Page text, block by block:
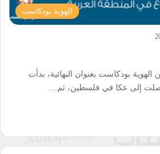
الهوية بودكاست
بودكاست بعنوان البهائية، بدأت
ووصلت إلى عكا في فلسطين، ثم…